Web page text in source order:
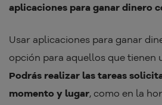
aplicaciones para ganar dinero
Usar aplicaciones para ganar
opción para aquellos que tienen
Podrás realizar las tareas
momento y lugar, como en la